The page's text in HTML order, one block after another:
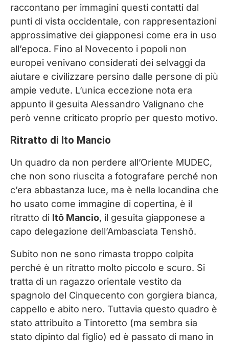
raccontano per immagini questi contatti dal
punti di vista occidentale, con rappresentazioni
approssimative dei giapponesi come era in uso
all’epoca. Fino al Novecento i popoli non
europei venivano considerati dei selvaggi da
aiutare e civilizzare persino dalle persone di più
ampie vedute. L’unica eccezione nota era
appunto il gesuita Alessandro Valignano che
però venne criticato proprio per questo motivo.
Ritratto di Ito Mancio
Un quadro da non perdere all’Oriente MUDEC,
che non sono riuscita a fotografare perché non
c’era abbastanza luce, ma è nella locandina che
ho usato come immagine di copertina, è il
ritratto di Itō Mancio, il gesuita giapponese a
capo delegazione dell’Ambasciata Tenshō.
Subito non ne sono rimasta troppo colpita
perché è un ritratto molto piccolo e scuro. Si
tratta di un ragazzo orientale vestito da
spagnolo del Cinquecento con gorgiera bianca,
cappello e abito nero. Tuttavia questo quadro è
stato attribuito a Tintoretto (ma sembra sia
stato dipinto dal figlio) ed è passato di mano in